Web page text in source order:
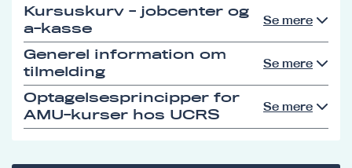
Kursuskurv - jobcenter og
a-kasse
Se mere
Generel information om
tilmelding
Se mere
Optagelsesprincipper for
AMU-kurser hos UCRS
Se mere